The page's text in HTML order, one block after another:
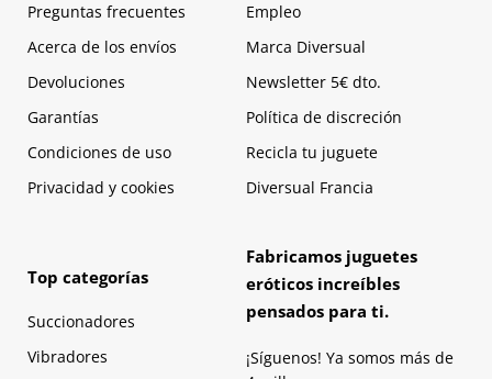
Preguntas frecuentes
Acerca de los envíos
Devoluciones
Garantías
Condiciones de uso
Privacidad y cookies
Empleo
Marca Diversual
Newsletter 5€ dto.
Política de discreción
Recicla tu juguete
Diversual Francia
Top categorías
Succionadores
Vibradores
Fabricamos juguetes
eróticos increíbles
pensados para ti.
¡Síguenos! Ya somos más de